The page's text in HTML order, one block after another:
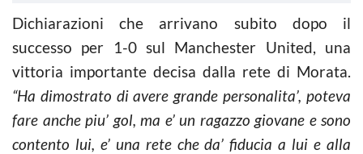
Dichiarazioni che arrivano subito dopo il
successo per 1-0 sul Manchester United, una
vittoria importante decisa dalla rete di Morata.
“Ha dimostrato di avere grande personalita’, poteva
fare anche piu’ gol, ma e’ un ragazzo giovane e sono
contento lui, e’ una rete che da’ fiducia a lui e alla